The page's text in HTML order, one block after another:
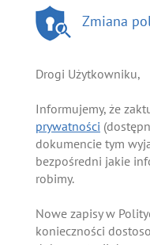
Zmiana
Drogi Użytkowniku,
Informujemy, że
prywatności
dokumencie tym
bezpośredni jakie
robimy.
Nowe zapisy w
konieczności